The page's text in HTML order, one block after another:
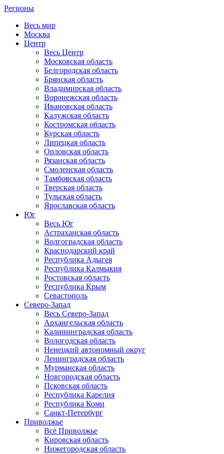
Регионы
Весь мир
Москва
Центр
Весь Центр
Московская область
Белгородская область
Брянская область
Владимирская область
Воронежская область
Ивановская область
Калужская область
Костромская область
Курская область
Липецкая область
Орловская область
Рязанская область
Смоленская область
Тамбовская область
Тверская область
Тульская область
Ярославская область
Юг
Весь Юг
Астраханская область
Волгоградская область
Краснодарский край
Республика Адыгея
Республика Калмыкия
Ростовская область
Республика Крым
Севастополь
Северо-Запад
Весь Северо-Запад
Архангельская область
Калининградская область
Вологодская область
Ненецкий автономный округ
Ленинградская область
Мурманская область
Новгородская область
Псковская область
Республика Карелия
Республика Коми
Санкт-Петербург
Приволжье
Всё Приволжье
Кировская область
Нижегородская область